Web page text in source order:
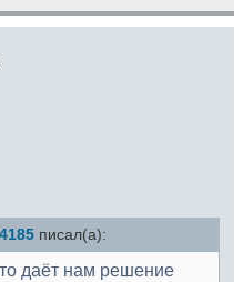
писал(а):
даёт нам решение